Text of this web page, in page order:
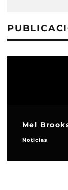
Mel
Noticias